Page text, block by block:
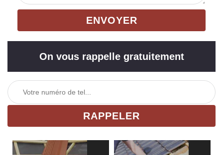
On vous rappelle gratuitement